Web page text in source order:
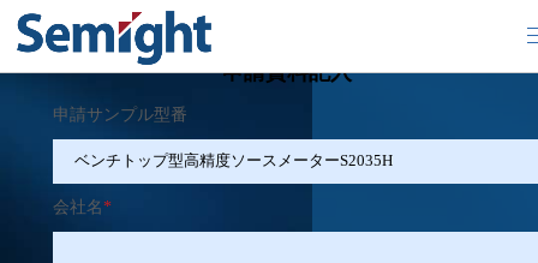
申請資料記入
申請サンプル型番
会社名*